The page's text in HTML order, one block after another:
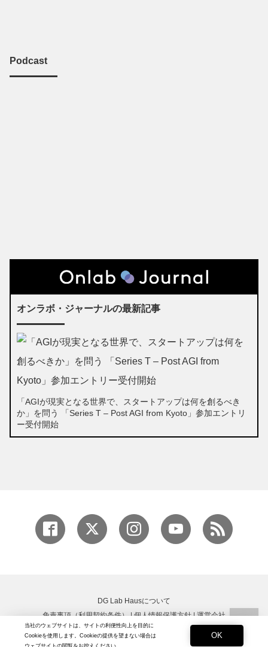
Podcast
オンラボ・ジャーナルの最新記事
「AGIが現実となる世界で、スタートアップは何を創るべき
か」を問う 「Series T – Post AGI from Kyoto」参加エントリ
ー受付開始
DG Lab Hausについて
免責事項（利用契約条件）|個人情報保護方針|運営会社
Copyright © DG Lab All rights reserved.
当社のウェブサイトは、サイトの利便性向上を目的に
Cookieを使用します。Cookieの提供を望まない場合は
ウェブサイトの閲覧をお控えください。
OK